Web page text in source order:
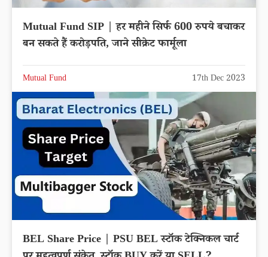
Mutual Fund SIP | हर महीने सिर्फ 600 रुपये बचाकर
बन सकते हैं करोड़पति, जाने सीक्रेट फार्मूला
Mutual Fund 17th Dec 2023
BEL Share Price | PSU BEL स्टॉक टेक्निकल चार्ट